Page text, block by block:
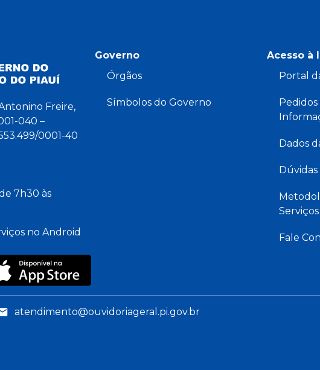
Freire,
040 –
0001-40
7h30 às
no Android
Governo
Órgãos
Símbolos do Governo
Acesso à
Portal
Pedidos
Dados
Fale
atendimento@ouvidoriageral.pi.gov.br